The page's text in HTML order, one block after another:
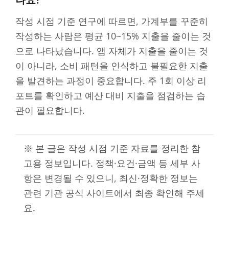
작성 시점 기준 연구에 따르면, 가계부를 꾸준히
작성하는 사람은 평균 10~15% 지출을 줄이는 것
으로 나타났습니다. 앱 자체가 지출을 줄이는 것
이 아니라, 소비 패턴을 인식하고 불필요한 지출
을 발견하는 과정이 중요합니다. 주 1회 이상 리
포트를 확인하고 예산 대비 지출을 점검하는 습
관이 필요합니다.
※ 본 글은 작성 시점 기준 자료를 정리한 참
고용 정보입니다. 정책·요건·금액 등 세부 사
항은 변경될 수 있으니, 최신·정확한 정보는
관련 기관 공식 사이트에서 최종 확인해 주세
요.